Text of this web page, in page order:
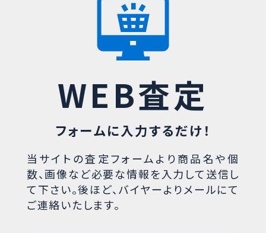
WEB査定
フォームに入力するだけ！
当サイトの査定フォームより商品名や個
数、画像など必要な情報を入力して送信し
て下さい。後ほど、バイヤーよりメールにて
ご連絡いたします。